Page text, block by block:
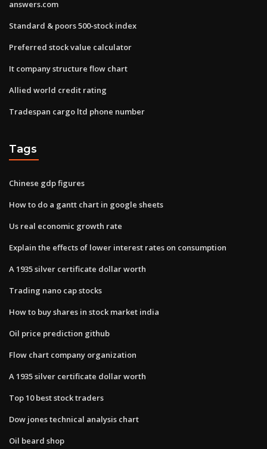
answers.com
Standard & poors 500-stock index
Preferred stock value calculator
It company structure flow chart
Allied world credit rating
Tradespan cargo ltd phone number
Tags
Chinese gdp figures
How to do a gantt chart in google sheets
Us real economic growth rate
Explain the effects of lower interest rates on consumption
A 1935 silver certificate dollar worth
Trading nano cap stocks
How to buy shares in stock market india
Oil price prediction github
Flow chart company organization
A 1935 silver certificate dollar worth
Top 10 best stock traders
Dow jones technical analysis chart
Oil beard shop